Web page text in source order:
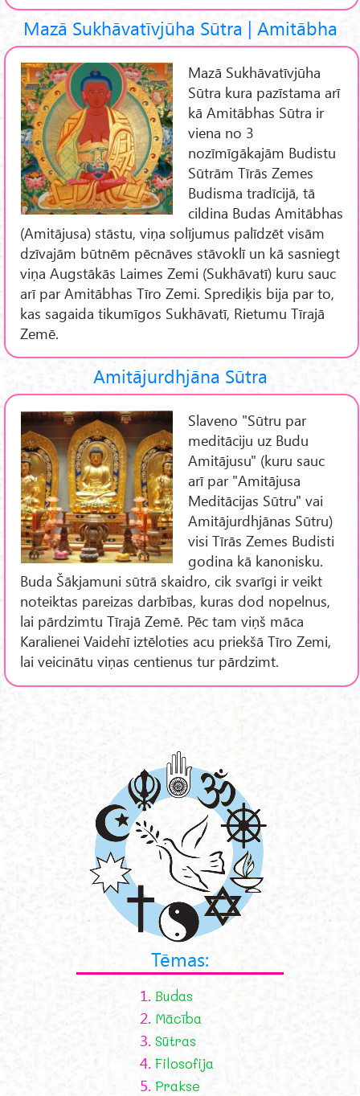
Mazā Sukhāvatīvjūha Sūtra | Amitābha
Mazā Sukhāvatīvjūha
Sūtra kura pazīstama arī
kā Amitābhas Sūtra ir
viena no 3
nozīmīgākajām Budistu
Sūtrām Tīrās Zemes
Budisma tradīcijā, tā
cildina Budas Amitābhas
(Amitājusa) stāstu, viņa solījumus palīdzēt visām
dzīvajām būtnēm pēcnāves stāvoklī un kā sasniegt
viņa Augstākās Laimes Zemi (Sukhāvatī) kuru sauc
arī par Amitābhas Tīro Zemi. Sprediķis bija par to,
kas sagaida tikumīgos Sukhāvatī, Rietumu Tīrajā
Zemē.
Amitājurdhjāna Sūtra
Slaveno "Sūtru par
meditāciju uz Budu
Amitājusu" (kuru sauc
arī par "Amitājusa
Meditācijas Sūtru" vai
Amitājurdhjānas Sūtru)
visi Tīrās Zemes Budisti
godina kā kanonisku.
Buda Šākjamuni sūtrā skaidro, cik svarīgi ir veikt
noteiktas pareizas darbības, kuras dod nopelnus,
lai pārdzimtu Tīrajā Zemē. Pēc tam viņš māca
Karalienei Vaidehī iztēloties acu priekšā Tīro Zemi,
lai veicinātu viņas centienus tur pārdzimt.
Tēmas:
1. Budas
2. Mācība
3. Sūtras
4. Filosofija
5. Prakse